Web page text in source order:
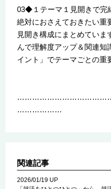
03◆１テーマ１見開きで完
絶対におさえておきたい重
見開き構成にまとめていま
んで理解度アップ＆関連知
イント」でテーマごとの重
………………
関連記事
2026/01/19 UP